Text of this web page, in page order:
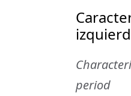
period